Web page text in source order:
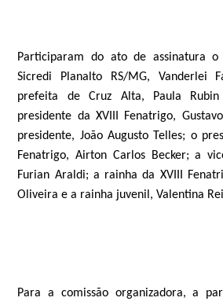
Participaram do ato de assinatura o
Sicredi Planalto RS/MG, Vanderlei
prefeita de Cruz Alta, Paula
presidente da XVIII Fenatrigo,
presidente, João Augusto Telles; o
Fenatrigo, Airton Carlos Becker; a
Furian Araldi; a rainha da XVIII
Oliveira e a rainha juvenil, Valentina
Para a comissão organizadora, a